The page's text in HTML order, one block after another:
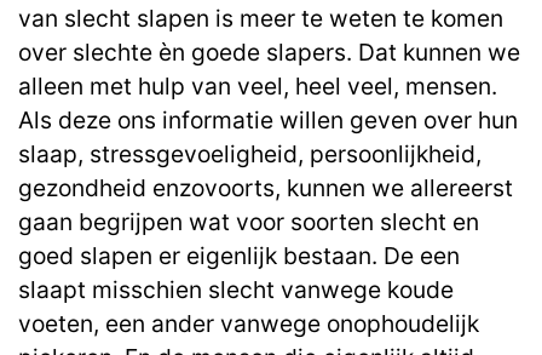
van slecht slapen is meer te weten te komen
over slechte èn goede slapers. Dat kunnen we
alleen met hulp van veel, heel veel, mensen.
Als deze ons informatie willen geven over hun
slaap, stressgevoeligheid, persoonlijkheid,
gezondheid enzovoorts, kunnen we allereerst
gaan begrijpen wat voor soorten slecht en
goed slapen er eigenlijk bestaan. De een
slaapt misschien slecht vanwege koude
voeten, een ander vanwege onophoudelijk